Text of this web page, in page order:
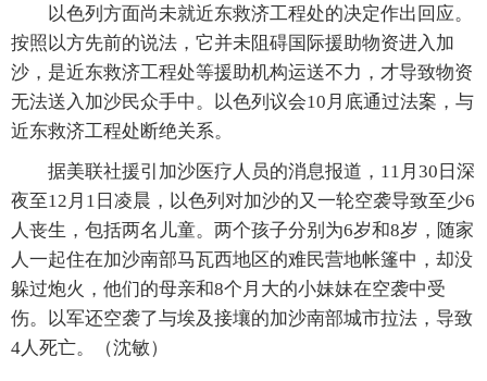
以色列方面尚未就近东救济工程处的决定作出回应。
按照以方先前的说法，它并未阻碍国际援助物资进入加
沙，是近东救济工程处等援助机构运送不力，才导致物资
无法送入加沙民众手中。以色列议会10月底通过法案，与
近东救济工程处断绝关系。
据美联社援引加沙医疗人员的消息报道，11月30日深
夜至12月1日凌晨，以色列对加沙的又一轮空袭导致至少6
人丧生，包括两名儿童。两个孩子分别为6岁和8岁，随家
人一起住在加沙南部马瓦西地区的难民营地帐篷中，却没
躲过炮火，他们的母亲和8个月大的小妹妹在空袭中受
伤。以军还空袭了与埃及接壤的加沙南部城市拉法，导致
4人死亡。（沈敏）